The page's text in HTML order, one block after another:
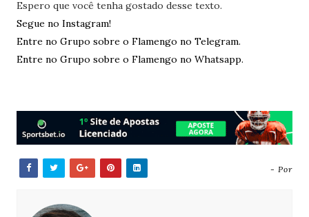
Espero que você tenha gostado desse texto.
Segue no Instagram!
Entre no Grupo sobre o Flamengo no Telegram.
Entre no Grupo sobre o Flamengo no Whatsapp.
- Por